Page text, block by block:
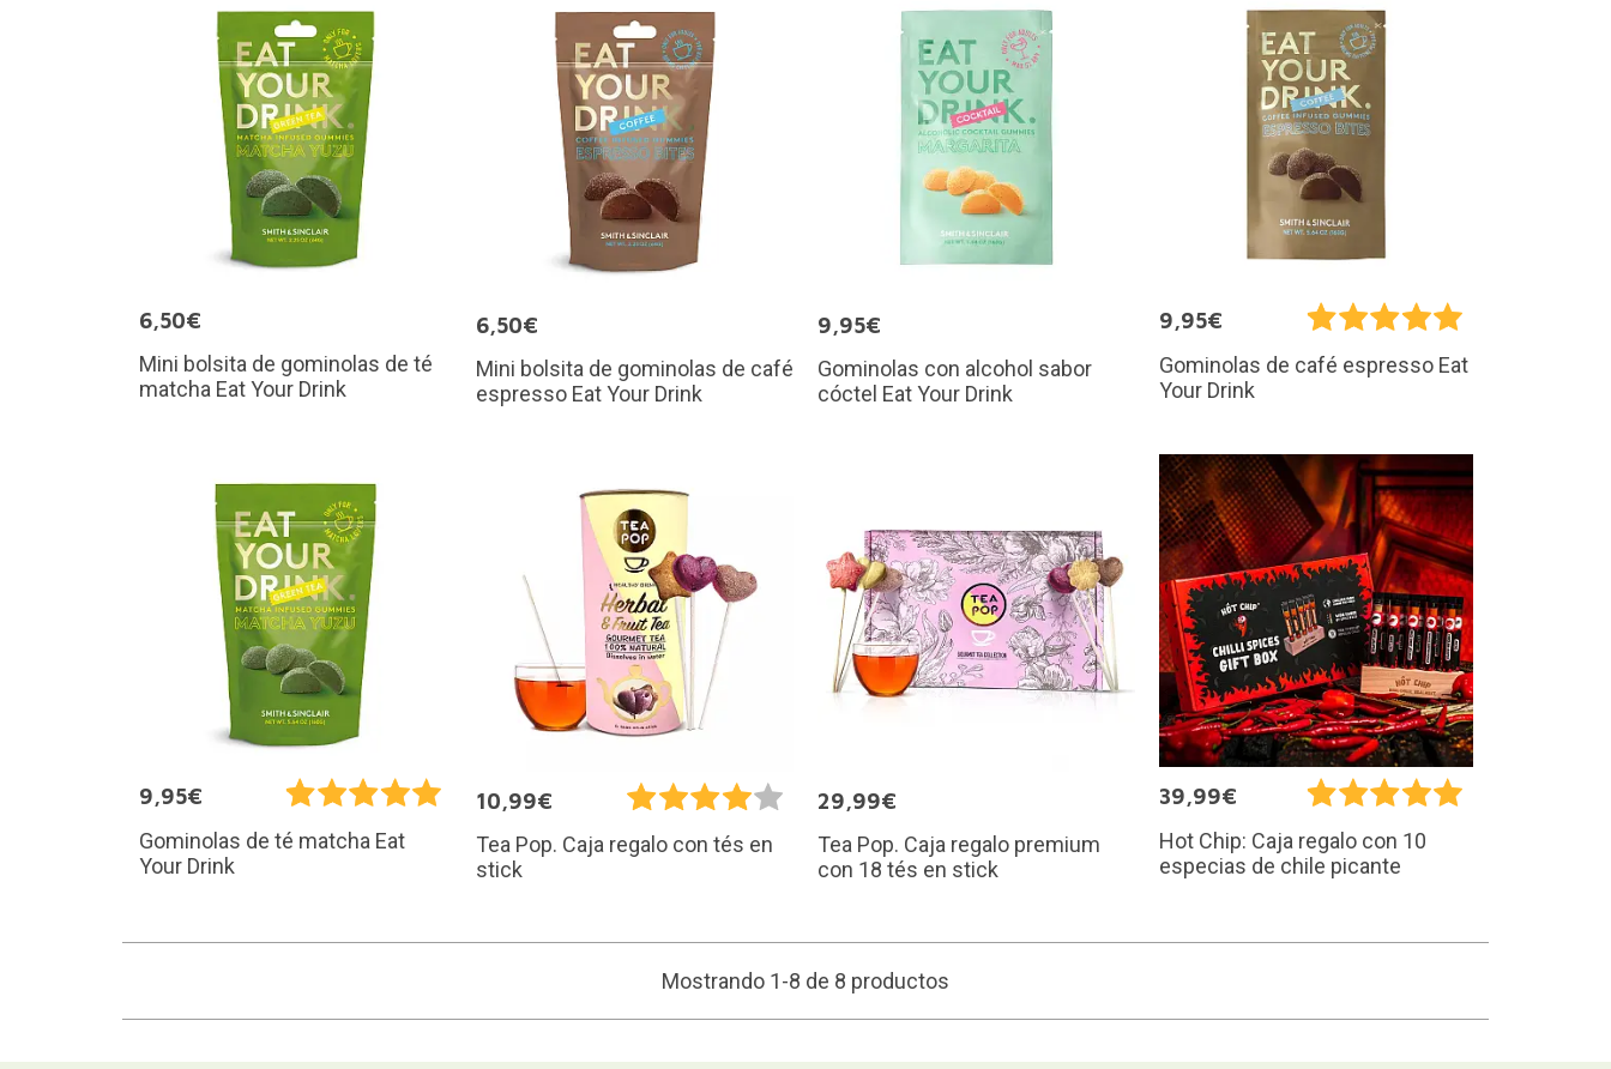
6,50€
Mini bolsita de gominolas de té
matcha Eat Your Drink
6,50€
Mini bolsita de gominolas de café
espresso Eat Your Drink
9,95€
Gominolas con alcohol sabor
cóctel Eat Your Drink
9,95€
Gominolas de café espresso Eat
Your Drink
9,95€
Gominolas de té matcha Eat
Your Drink
10,99€
Tea Pop. Caja regalo con tés en
stick
29,99€
Tea Pop. Caja regalo premium
con 18 tés en stick
39,99€
Hot Chip: Caja regalo con 10
especias de chile picante
Mostrando 1-8 de 8 productos